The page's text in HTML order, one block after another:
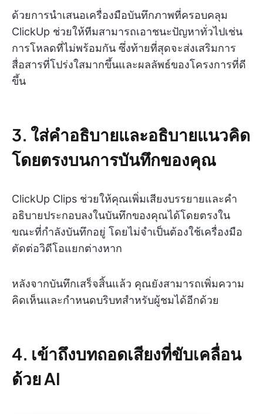
ด้วยการนำเสนอเครื่องมือบันทึกภาพที่ครอบคลุม
ClickUp ช่วยให้ทีมสามารถเอาชนะปัญหาทั่วไปเช่น
การโหลดที่ไม่พร้อมกัน ซึ่งท้ายที่สุดจะส่งเสริมการ
สื่อสารที่โปร่งใสมากขึ้นและผลลัพธ์ของโครงการที่ดี
ขึ้น
3. ใส่คำอธิบายและอธิบายแนวคิด
โดยตรงบนการบันทึกของคุณ
ClickUp Clips ช่วยให้คุณเพิ่มเสียงบรรยายและคำ
อธิบายประกอบลงในบันทึกของคุณได้โดยตรงใน
ขณะที่กำลังบันทึกอยู่ โดยไม่จำเป็นต้องใช้เครื่องมือ
ตัดต่อวิดีโอแยกต่างหาก
หลังจากบันทึกเสร็จสิ้นแล้ว คุณยังสามารถเพิ่มความ
คิดเห็นและกำหนดบริบทสำหรับผู้ชมได้อีกด้วย
4. เข้าถึงบทถอดเสียงที่ขับเคลื่อน
ด้วย AI